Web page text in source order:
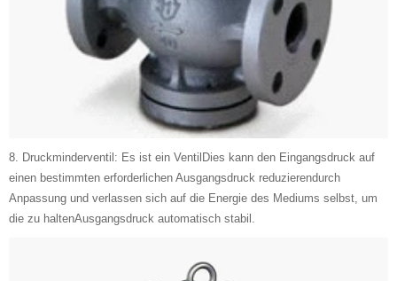
8. Druckminderventil: Es ist ein VentilDies kann den Eingangsdruck auf
einen bestimmten erforderlichen Ausgangsdruck reduzierendurch
Anpassung und verlassen sich auf die Energie des Mediums selbst, um
die zu haltenAusgangsdruck automatisch stabil.